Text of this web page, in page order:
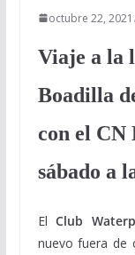
octubre 22, 2021
Viaje a la
Boadilla
con el CN
sábado a
ElClub
nuevo fuera de